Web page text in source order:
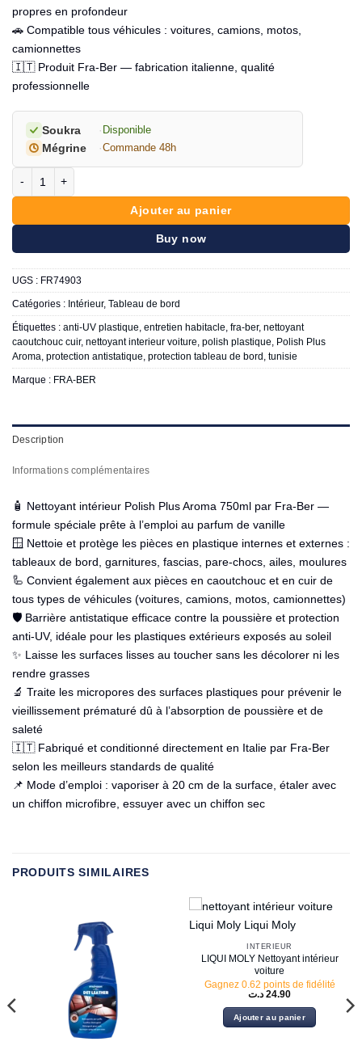
propres en profondeur
🚗 Compatible tous véhicules : voitures, camions, motos,
camionnettes
🇮🇹 Produit Fra-Ber — fabrication italienne, qualité
professionnelle
Soukra · Disponible
Mégrine ·Commande 48h
Ajouter au panier
Buy now
UGS : FR74903
Catégories : Intérieur, Tableau de bord
Étiquettes : anti-UV plastique entretien habitacle fra-ber, nettoyant
caoutchouc cuir, nettoyant interieur voiture polish plastique
Polish Plus
Aroma protection antistatique protection tableau de bord tunisie
Marque : FRA-BER
Description
Informations complémentaires
🧴 Nettoyant intérieur Polish Plus Aroma 750ml par Fra-Ber —
formule spéciale prête à l’emploi au parfum de vanille
🪟 Nettoie et protège les pièces en plastique internes et externes :
tableaux de bord, garnitures, fascias, pare-chocs, ailes, moulures
🦾 Convient également aux pièces en caoutchouc et en cuir de
tous types de véhicules (voitures, camions, motos, camionnettes)
🛡️ Barrière antistatique efficace contre la poussière et protection
anti-UV, idéale pour les plastiques extérieurs exposés au soleil
✨ Laisse les surfaces lisses au toucher sans les décolorer ni les
rendre grasses
🔬 Traite les micropores des surfaces plastiques pour prévenir le
vieillissement prématuré dû à l’absorption de poussière et de
saleté
🇮🇹 Fabriqué et conditionné directement en Italie par Fra-Ber
selon les meilleurs standards de qualité
📌 Mode d’emploi : vaporiser à 20 cm de la surface, étaler avec
un chiffon microfibre, essuyer avec un chiffon sec
PRODUITS SIMILAIRES
INTÉRIEUR
LIQUI MOLY Nettoyant intérieur
voiture
Gagnez 0.62 points de fidélité
24.90 د.ت
Ajouter au panier